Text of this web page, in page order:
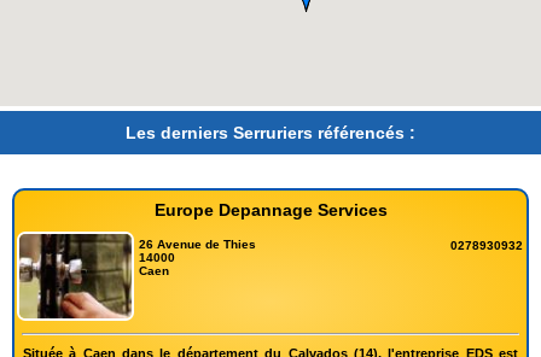
Les derniers Serruriers référencés :
Europe Depannage Services
26 Avenue de Thies
14000
Caen
0278930932
Située à Caen dans le département du Calvados (14), l'entreprise EDS est